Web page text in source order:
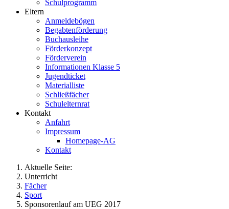
Schulprogramm
Eltern
Anmeldebögen
Begabtenförderung
Buchausleihe
Förderkonzept
Förderverein
Informationen Klasse 5
Jugendticket
Materialliste
Schließfächer
Schulelternrat
Kontakt
Anfahrt
Impressum
Homepage-AG
Kontakt
Aktuelle Seite:
Unterricht
Fächer
Sport
Sponsorenlauf am UEG 2017